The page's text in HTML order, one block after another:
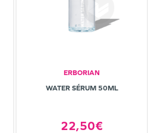
ERBORIAN
WATER SÉRUM 50ML
22,50€